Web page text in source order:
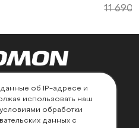
11 690
об IP-адресе и
использовать наш
обработки
данных с